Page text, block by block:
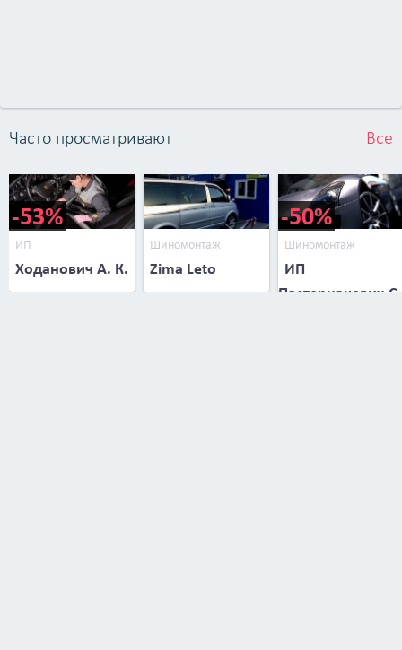
Часто просматривают Все
-53%
ИП
Ходанович А. К.
Шиномонтаж
Zima Leto
-50%
Шиномонтаж
ИП
Пастернакевич С.